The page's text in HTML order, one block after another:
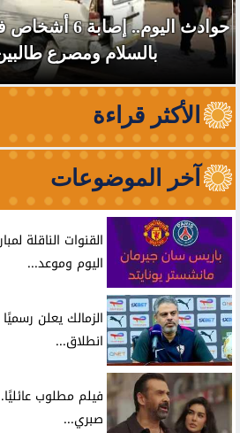
حوادث اليوم..
بالسلام ومصرع
الأكثر قراءة
آخر الموضوعات
القنوات الناقلة
اليوم وموعد...
الزمالك يعلن
انطلاق...
فيلم مطلوب
صبري...